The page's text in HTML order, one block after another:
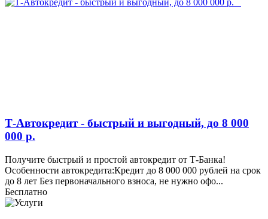
Т-Автокредит - быстрый и выгодный, до 8 000
000 р.
Получите быстрый и простой автокредит от Т-Банка!
Особенности автокредита:Кредит до 8 000 000 рублей на срок
до 8 лет Без первоначального взноса, не нужно офо...
Бесплатно